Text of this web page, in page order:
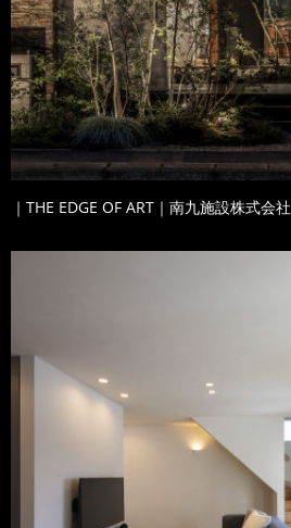
｜THE EDGE OF ART｜南九施設株式会社